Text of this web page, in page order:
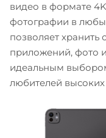
видео в формате
фотографии в
позволяет
приложений, фото
идеальным
любителей высоких